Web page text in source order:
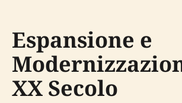
Espansione e
XX Secolo